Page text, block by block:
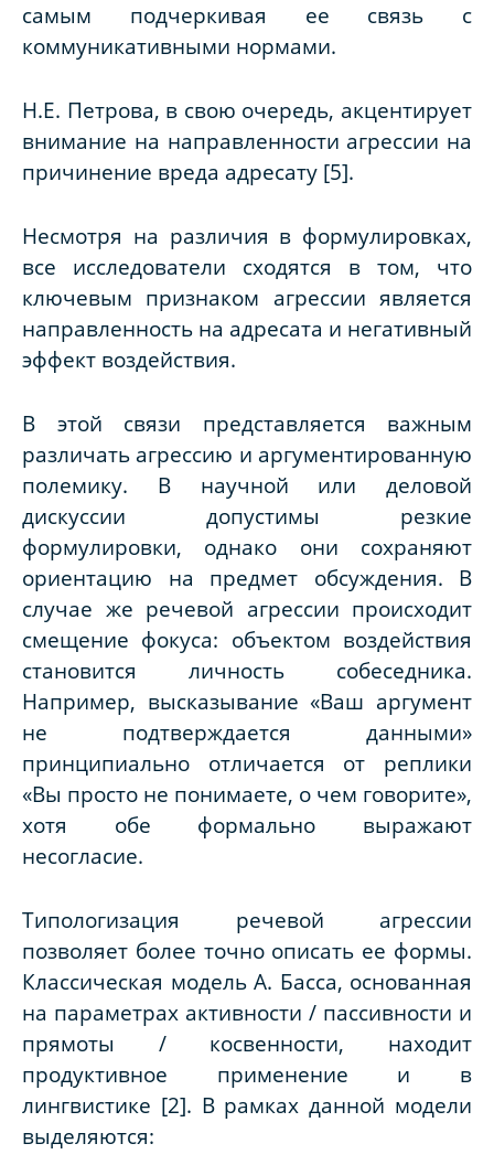
самым подчеркивая ее связь с
коммуникативными нормами.
Н.Е. Петрова, в свою очередь, акцентирует
внимание на направленности агрессии на
причинение вреда адресату [5].
Несмотря на различия в формулировках,
все исследователи сходятся в том, что
ключевым признаком агрессии является
направленность на адресата и негативный
эффект воздействия.
В этой связи представляется важным
различать агрессию и аргументированную
полемику. В научной или деловой
дискуссии допустимы резкие
формулировки, однако они сохраняют
ориентацию на предмет обсуждения. В
случае же речевой агрессии происходит
смещение фокуса: объектом воздействия
становится личность собеседника.
Например, высказывание «Ваш аргумент
не подтверждается данными»
принципиально отличается от реплики
«Вы просто не понимаете, о чем говорите»,
хотя обе формально выражают
несогласие.
Типологизация речевой агрессии
позволяет более точно описать ее формы.
Классическая модель А. Басса, основанная
на параметрах активности / пассивности и
прямоты / косвенности, находит
продуктивное применение и в
лингвистике [2]. В рамках данной модели
выделяются: